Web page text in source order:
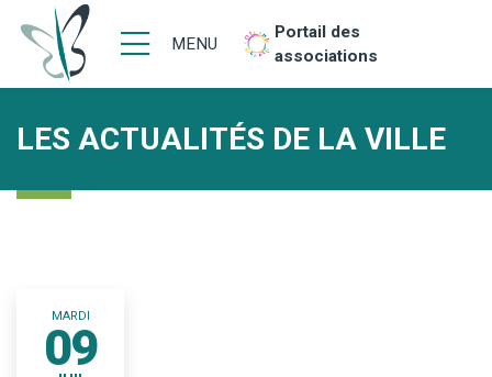
MENU
Portail des
associations
LES ACTUALITÉS DE LA VILLE
MARDI
09